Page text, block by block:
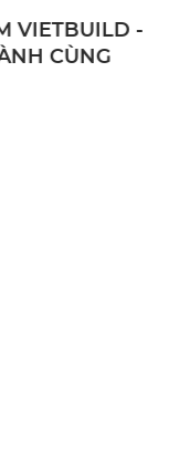
TIẾN ĐẠT -
NỖ LỰC -